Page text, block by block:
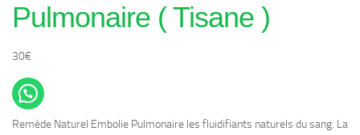
Pulmonaire ( Tisane )
30€
Remède Naturel Embolie Pulmonaire les fluidifiants naturels du sang. La